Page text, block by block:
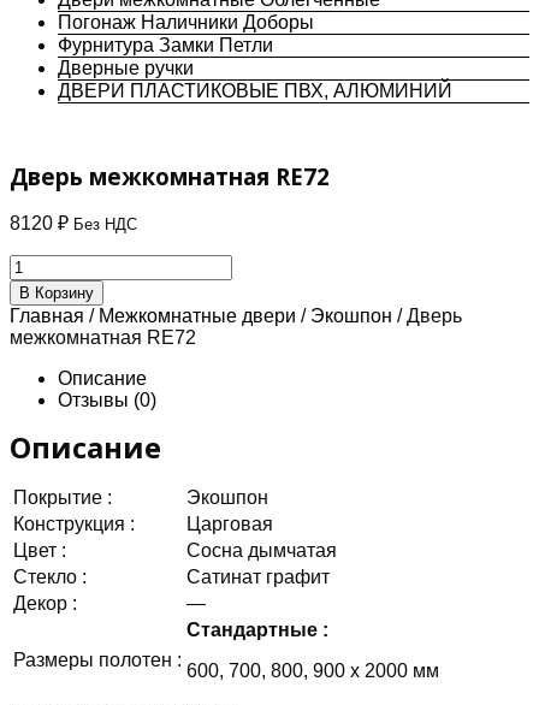
Погонаж Наличники Доборы
Фурнитура Замки Петли
Дверные ручки
ДВЕРИ ПЛАСТИКОВЫЕ ПВХ, АЛЮМИНИЙ
Дверь межкомнатная RE72
8120 ₽ Без НДС
Количество
товара
Дверь
межкомнатная
RE72
В Корзину
Главная / Межкомнатные двери / Экошпон / Дверь
межкомнатная RE72
Описание
Отзывы (0)
Описание
Покрытие :
Экошпон
Конструкция :
Царговая
Цвет :
Сосна дымчатая
Стекло :
Сатинат графит
Декор :
—
Размеры полотен :
Стандартные :
600, 700, 800, 900 х 2000 мм